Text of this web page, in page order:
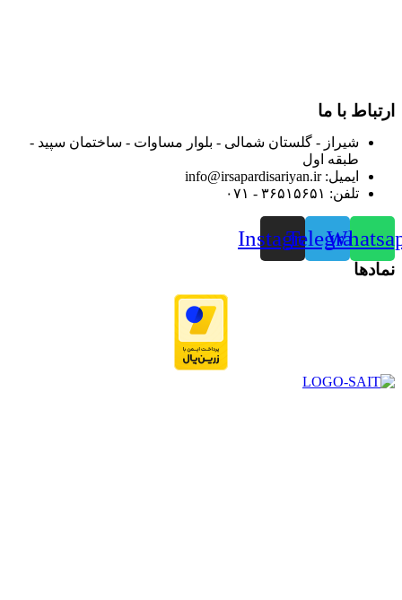
ارتباط با ما
شیراز - گلستان شمالی - بلوار مساوات - ساختمان سپید -
طبقه اول
ایمیل: info@irsapardisariyan.ir
تلفن: ۳۶۵۱۵۶۵۱ - ۰۷۱
Telegram
Instagram
نمادها